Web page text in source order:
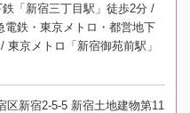
「新宿三丁目駅」徒歩2分 /
電鉄・東京メトロ・都営地下
東京メトロ「新宿御苑前駅」
区新宿2-5-5 新宿土地建物第11